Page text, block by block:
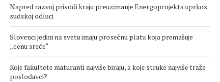
Napred razvoj privodi kraju preuzimanje Energoprojekta uprkos
sudskoj odluci
Slovenci jedini na svetu imaju prosečnu platu koja premašuje
„cenu sreće“
Koje fakultete maturanti najviše biraju, a koje struke najviše traže
poslodavci?